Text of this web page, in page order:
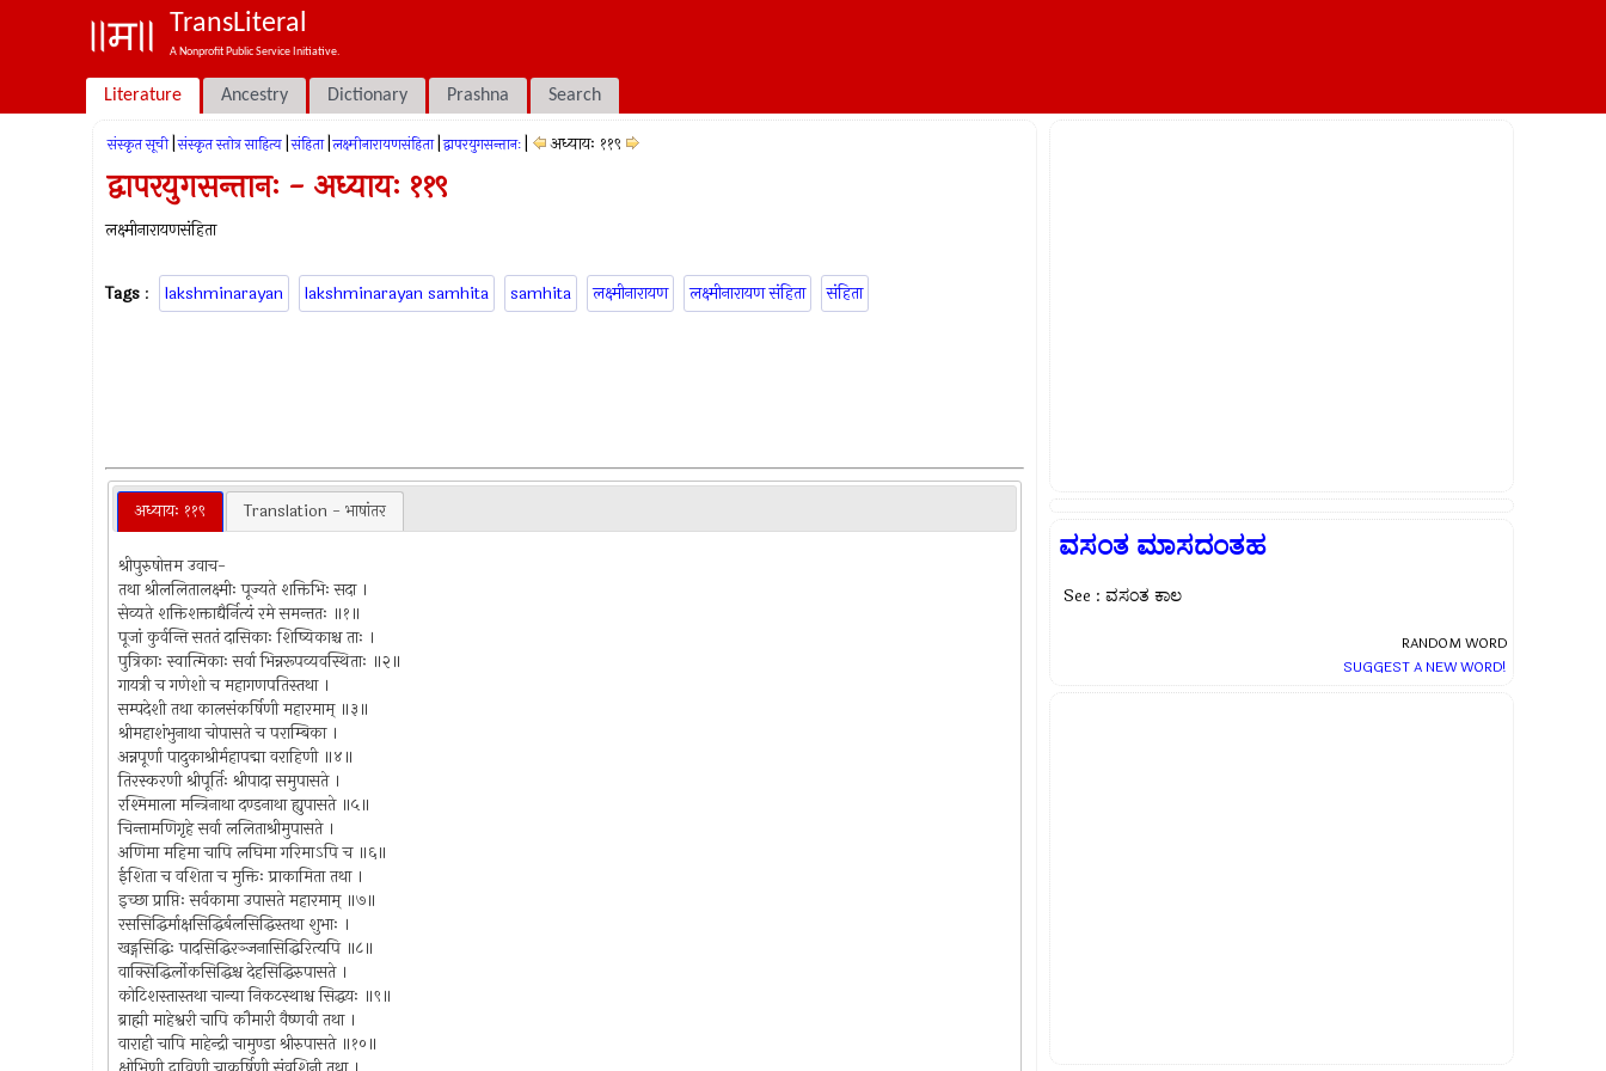
TransLiteral
A Nonprofit Public Service Initiative.
Literature Ancestry Dictionary Prashna Search
संस्कृत सूची संस्कृत स्तोत्र साहित्य संहिता लक्ष्मीनारायणसंहिता द्वापरयुगसन्तानः अध्यायः ११९
द्वापरयुगसन्तानः - अध्यायः ११९
लक्ष्मीनारायणसंहिता
Tags : lakshminarayan lakshminarayan samhita samhita लक्ष्मीनारायण लक्ष्मीनारायण संहिता संहिता
अध्यायः ११९ Translation - भाषांतर
श्रीपुरुषोत्तम उवाच-
तथा श्रीललितालक्ष्मीः पूज्यते शक्तिभिः सदा ।
सेव्यते शक्तिशक्ताद्यैर्नित्यं रमे समन्ततः ॥१॥
पूजां कुर्वन्ति सततं दासिकाः शिष्यिकाश्च ताः ।
पुत्रिकाः स्वात्मिकाः सर्वा भिन्नरूपव्यवस्थिताः ॥२॥
गायत्री च गणेशो च महागणपतिस्तथा ।
सम्पदेशी तथा कालसंकर्षिणी महारमाम् ॥३॥
श्रीमहाशंभुनाथा चोपासते च पराम्बिका ।
अन्नपूर्णा पादुकाश्रीर्महापद्मा वराहिणी ॥४॥
तिरस्करणी श्रीपूर्तिः श्रीपादा समुपासते ।
रश्मिमाला मन्त्रिनाथा दण्डनाथा ह्युपासते ॥५॥
चिन्तामणिगृहे सर्वा ललिताश्रीमुपासते ।
अणिमा महिमा चापि लघिमा गरिमाऽपि च ॥६॥
ईशिता च वशिता च मुक्तिः प्राकामिता तथा ।
इच्छा प्राप्तिः सर्वकामा उपासते महारमाम् ॥७॥
रससिद्धिर्माक्षसिद्धिर्बलसिद्धिस्तथा शुभाः ।
खड्गसिद्धिः पादसिद्धिरञ्जनासिद्धिरित्यपि ॥८॥
वाक्सिद्धिर्लोकसिद्धिश्च देहसिद्धिरुपासते ।
कोटिशस्तास्तथा चान्या निकटस्थाश्च सिद्धयः ॥९॥
ब्राह्मी माहेश्वरी चापि कौमारी वैष्णवी तथा ।
वाराही चापि माहेन्द्री चामुण्डा श्रीरुपासते ॥१०॥
ವಸಂತ ಮಾಸದಂತಹ
See : ವಸಂತ ಕಾಲ
RANDOM WORD
SUGGEST A NEW WORD!